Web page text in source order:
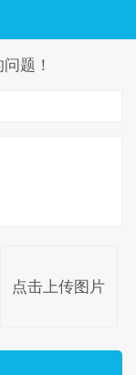
题！
点击上传图片